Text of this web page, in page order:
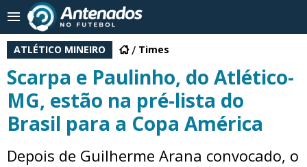
ATLÉTICO MINEIRO Times
Scarpa e Paulinho, do Atlético-
MG, estão na pré-lista do
Brasil para a Copa América
Depois de Guilherme Arana convocado, o